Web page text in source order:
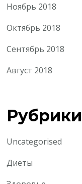
Ноябрь 2018
Октябрь 2018
Сентябрь 2018
Август 2018
Рубрики
Uncategorised
Диеты